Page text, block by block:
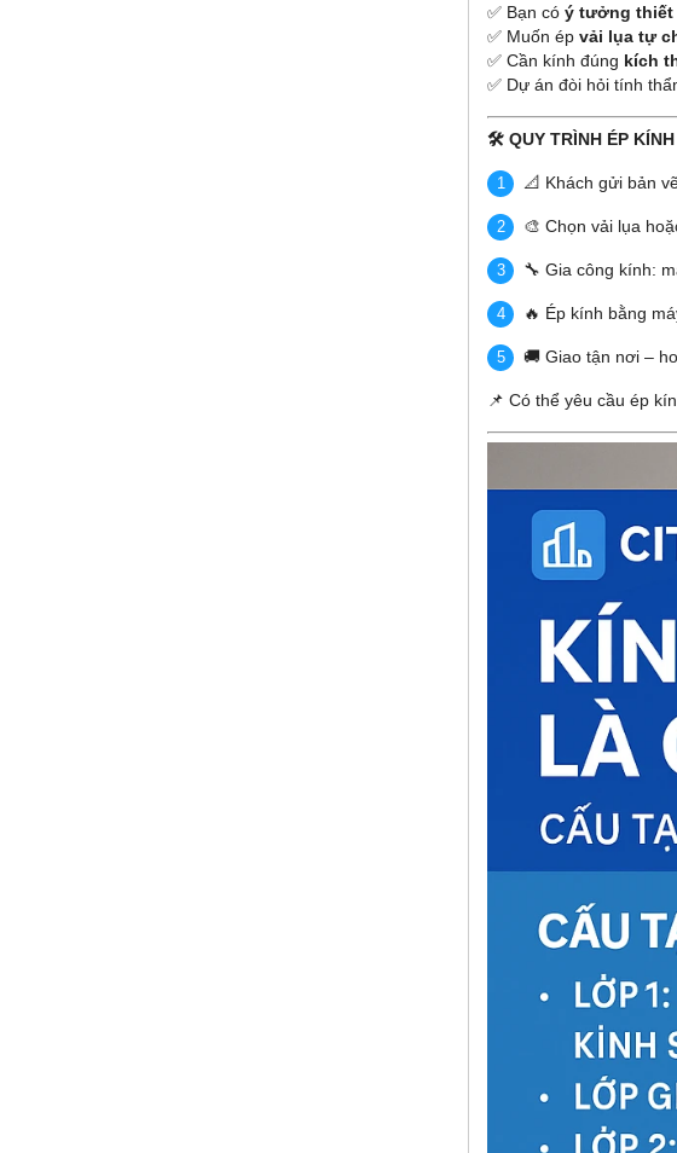
✅ Bạn có ý tưởng thiết
✅ Muốn ép vải lụa tự
✅ Cần kính đúng kích
✅ Dự án đòi hỏi tính
🛠️ QUY TRÌNH ÉP
📐 Khách gửi bản
🎨 Chọn vải lụa
🔧 Gia công kính:
🔥 Ép kính bằng
🚚 Giao tận nơi –
📌 Có thể yêu cầu ép